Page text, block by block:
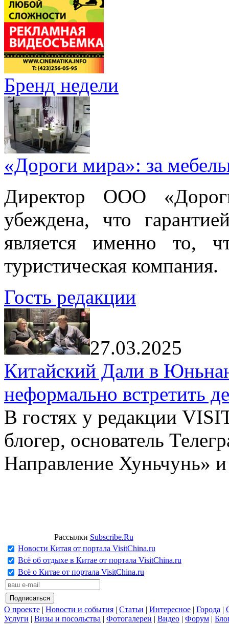
Бренд недели
«Дороги мира»: за
Директор ООО
убеждена, что
является именно то,
туристическая компания.
Гость редакции
27.03.2025
Китайский Дали в
неформально встретить
В гостях у редакции
блогер, основатель
Направление Хуньчунь»
Рассылки Subscribe.Ru
Новости Китая от портала VisitChina.ru
Всё об отдыхе в Китае от портала VisitChina.ru
Всё о Китае от портала VisitChina.ru
О проекте | Новости и события | Статьи | Интересное | Города |
Услуги | Визы и посольства | Фотогалереи | Видео | Форум |